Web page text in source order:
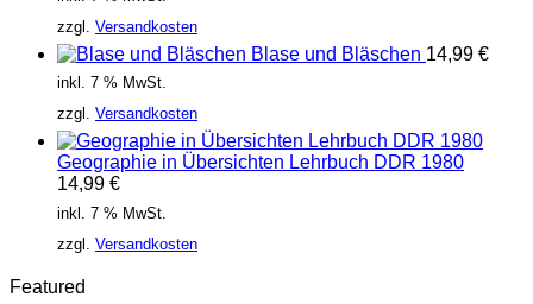
zzgl. Versandkosten
Blase und Bläschen 14,99 €
inkl. 7 % MwSt.
zzgl. Versandkosten
Geographie in Übersichten Lehrbuch DDR 1980
14,99 €
inkl. 7 % MwSt.
zzgl. Versandkosten
Featured